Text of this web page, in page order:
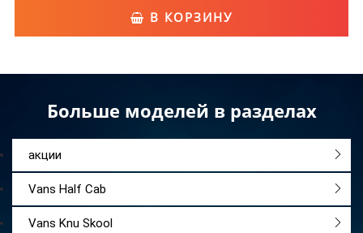
В КОРЗИНУ
Больше моделей в разделах
акции
Vans Half Cab
Vans Knu Skool